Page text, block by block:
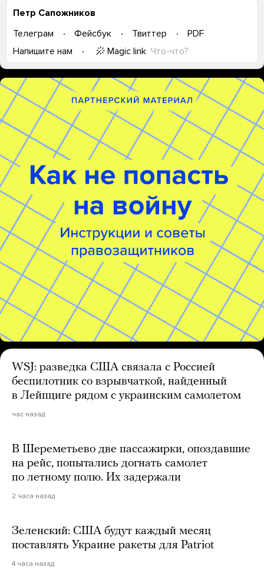
Петр Сапожников
Телеграм
Фейсбук Твиттер
PDF
Напишите нам
Magic link Что-что?
WSJ: разведка США связала с Россией
беспилотник со взрывчаткой, найденный
в Лейпциге рядом с украинским самолетом
час назад
В Шереметьево две пассажирки, опоздавшие
на рейс, попытались догнать самолет
по летному полю. Их задержали
2 часа назад
Зеленский: США будут каждый месяц
поставлять Украине ракеты для Patriot
4 часа назад